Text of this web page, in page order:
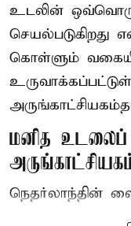
உடலின் ஒவ்வொரு
செயல்படுகிறது
கொள்ளும்
மனித உடலைப்
நெதர்லாந்தின்